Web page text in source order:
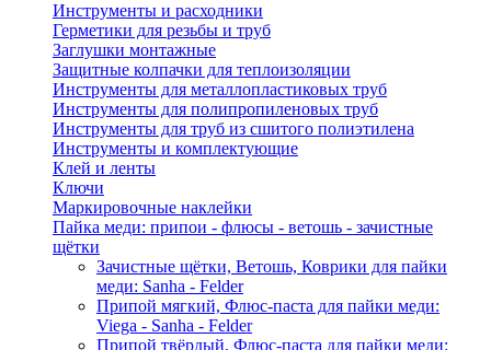
Инструменты и расходники
Герметики для резьбы и труб
Заглушки монтажные
Защитные колпачки для теплоизоляции
Инструменты для металлопластиковых труб
Инструменты для полипропиленовых труб
Инструменты для труб из сшитого полиэтилена
Инструменты и комплектующие
Клей и ленты
Ключи
Маркировочные наклейки
Пайка меди: припои - флюсы - ветошь - зачистные
щётки
Зачистные щётки, Ветошь, Коврики для пайки
меди: Sanha - Felder
Припой мягкий, Флюс-паста для пайки меди:
Viega - Sanha - Felder
Припой твёрдый, Флюс-паста для пайки меди: